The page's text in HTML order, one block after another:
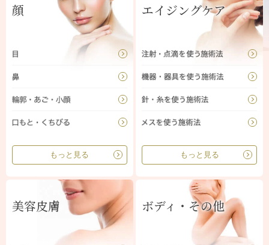
顔
もっと見る
エイジングケア
もっと見る
美容皮膚 ボディ・その他